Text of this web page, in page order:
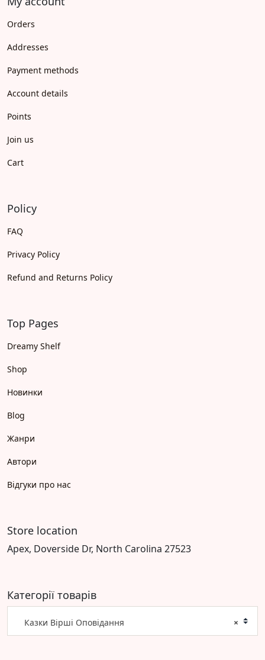
Orders
Addresses
Payment methods
Account details
Points
Join us
Cart
Policy
FAQ
Privacy Policy
Refund and Returns Policy
Top Pages
Dreamy Shelf
Shop
Новинки
Blog
Жанри
Автори
Відгуки про нас
Store location
Apex, Doverside Dr, North Carolina 27523
Категорії товарів
×
Казки Вірші Оповідання